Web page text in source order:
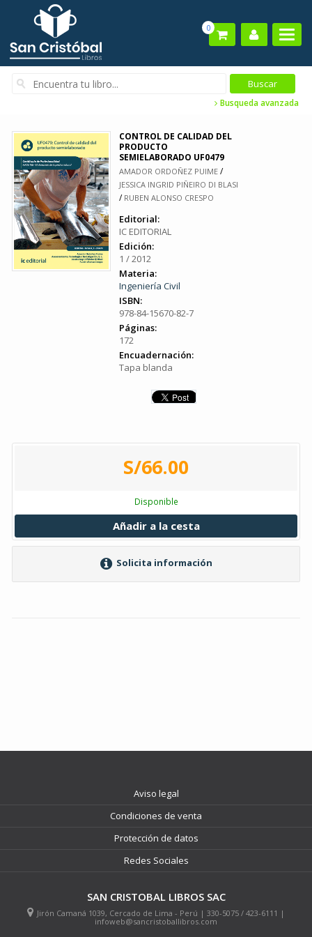
0
Busqueda avanzada
CONTROL DE CALIDAD DEL
PRODUCTO
SEMIELABORADO UF0479
AMADOR ORDOÑEZ PUIME /
JESSICA INGRID PIÑEIRO DI BLASI
/ RUBEN ALONSO CRESPO
Editorial:
IC EDITORIAL
Edición:
1 / 2012
Materia:
Ingeniería Civil
ISBN:
978-84-15670-82-7
Páginas:
172
Encuadernación:
Tapa blanda
S/66.00
Disponible
Añadir a la cesta
Solicita información
Aviso legal
Condiciones de venta
Protección de datos
Redes Sociales
SAN CRISTOBAL LIBROS SAC
Jirón Camaná 1039, Cercado de Lima - Perú | 330-5075 / 423-6111 |
infoweb@sancristoballibros.com